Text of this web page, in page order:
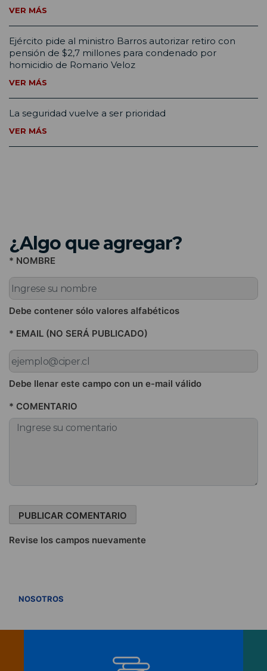
VER MÁS
Ejército pide al ministro Barros autorizar retiro con
pensión de $2,7 millones para condenado por
homicidio de Romario Veloz
VER MÁS
La seguridad vuelve a ser prioridad
VER MÁS
¿Algo que agregar?
* NOMBRE
Debe contener sólo valores alfabéticos
* EMAIL (NO SERÁ PUBLICADO)
Debe llenar este campo con un e-mail válido
* COMENTARIO
Revise los campos nuevamente
NOSOTROS